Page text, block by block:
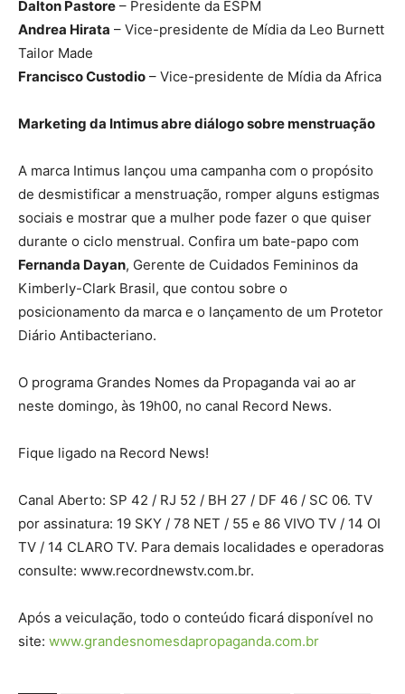
Dalton Pastore – Presidente da ESPM
Andrea Hirata – Vice-presidente de Mídia da Leo Burnett
Tailor Made
Francisco Custodio – Vice-presidente de Mídia da Africa
Marketing da Intimus abre diálogo sobre menstruação
A marca Intimus lançou uma campanha com o propósito
de desmistificar a menstruação, romper alguns estigmas
sociais e mostrar que a mulher pode fazer o que quiser
durante o ciclo menstrual. Confira um bate-papo com
Fernanda Dayan, Gerente de Cuidados Femininos da
Kimberly-Clark Brasil, que contou sobre o
posicionamento da marca e o lançamento de um Protetor
Diário Antibacteriano.
O programa Grandes Nomes da Propaganda vai ao ar
neste domingo, às 19h00, no canal Record News.
Fique ligado na Record News!
Canal Aberto: SP 42 / RJ 52 / BH 27 / DF 46 / SC 06. TV
por assinatura: 19 SKY / 78 NET / 55 e 86 VIVO TV / 14 OI
TV / 14 CLARO TV. Para demais localidades e operadoras
consulte: www.recordnewstv.com.br.
Após a veiculação, todo o conteúdo ficará disponível no
site: www.grandesnomesdapropaganda.com.br